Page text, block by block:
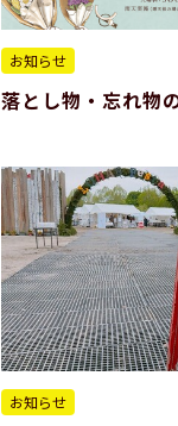
お知らせ
落とし物・忘れ物
お知らせ